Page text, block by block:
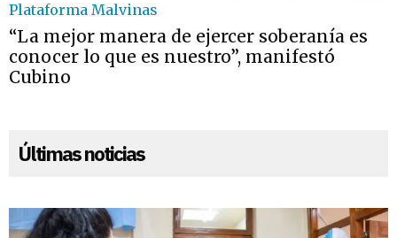
Plataforma Malvinas
“La mejor manera de ejercer soberanía es
conocer lo que es nuestro”, manifestó
Cubino
Últimas noticias